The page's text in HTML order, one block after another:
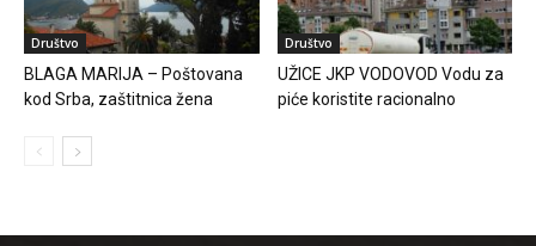
Društvo
BLAGA MARIJA – Poštovana
kod Srba, zaštitnica žena
Društvo
UŽICE JKP VODOVOD Vodu za
piće koristite racionalno